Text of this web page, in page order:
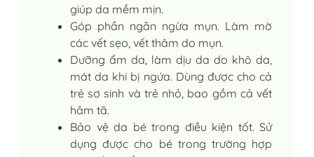
giúp da mềm mịn.
Góp phần ngăn ngừa mụn. Làm mờ
các vết sẹo, vết thâm do mụn.
Dưỡng ẩm da, làm dịu da do khô da,
mát da khi bị ngứa. Dùng được cho cả
trẻ sơ sinh và trẻ nhỏ, bao gồm cả vết
hăm tã.
Bảo vệ da bé trong điều kiện tốt. Sử
dụng được cho bé trong trường hợp